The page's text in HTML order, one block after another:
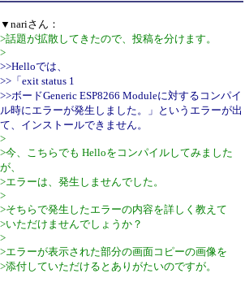
▼nariさん：
>話題が拡散してきたので、投稿を分けます。
>
>>Helloでは、
>>「exit status 1
>>ボードGeneric ESP8266 Moduleに対するコンパイ
ル時にエラーが発生しました。」というエラーが出
て、インストールできません。
>
>今、こちらでも Helloをコンパイルしてみました
が、
>エラーは、発生しませんでした。
>
>そちらで発生したエラーの内容を詳しく教えて
>いただけませんでしょうか？
>
>エラーが表示された部分の画面コピーの画像を
>添付していただけるとありがたいのですが。